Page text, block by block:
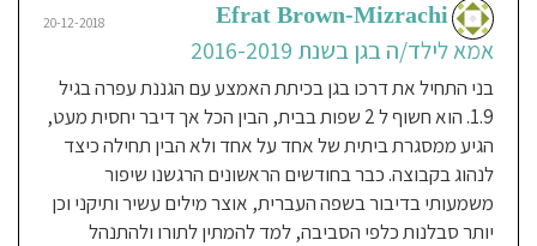
20-12-2018 Efrat Brown-Mizrachi
אמא לילד/ה בגן בשנת 2016-2019
בני התחיל את דרכו בגן בכיתת האמצע עם הגננת עפרה בגיל
1.9. הוא חשוף ל 2 שפות בבית, הבין הכל אך דיבר יחסית מעט,
הגיע ממסגרת ביתית של אחד על אחד ולא הבין תחילה כיצד
לנהוג בקבוצה. כבר בחודשים הראשונים הרגשנו שיפור
משמעותי בדיבור בשפה העברית, אוצר מילים עשיר ותיקני וכן
יותר סבלנות כלפי הסביבה, למד להמתין לתורו ולהתנהל